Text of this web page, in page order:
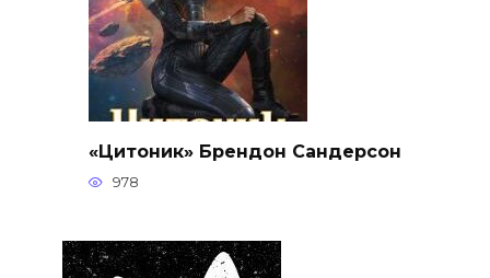
«Цитоник» Брендон Сандерсон
978